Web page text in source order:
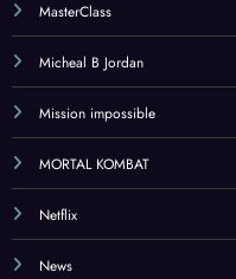
MasterClass
Micheal B Jordan
Mission impossible
MORTAL KOMBAT
Netflix
News